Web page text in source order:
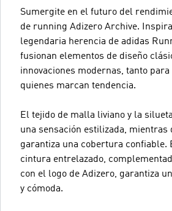
Sumergite en el futuro del
de running Adizero Archive.
legendaria herencia de adidas
fusionan elementos de diseño
innovaciones modernas, tanto
quienes marcan tendencia.
El tejido de malla liviano y la
una sensación estilizada, mientras
garantiza una cobertura confiable.
cintura entrelazado,
con el logo de Adizero, garantiza
y cómoda.